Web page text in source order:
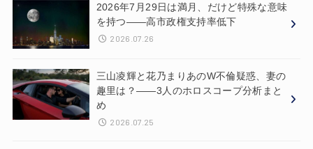
2026年7月29日は満月、だけど特殊な意味
を持つ——高市政権支持率低下
2026.07.26
三山凌輝と花乃まりあのW不倫疑惑、妻の
趣里は？——3人のホロスコープ分析まと
め
2026.07.25